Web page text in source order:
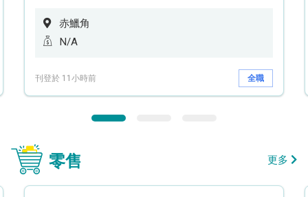
赤鱲角
N/A
刊登於 11小時前 全職
零售 更多